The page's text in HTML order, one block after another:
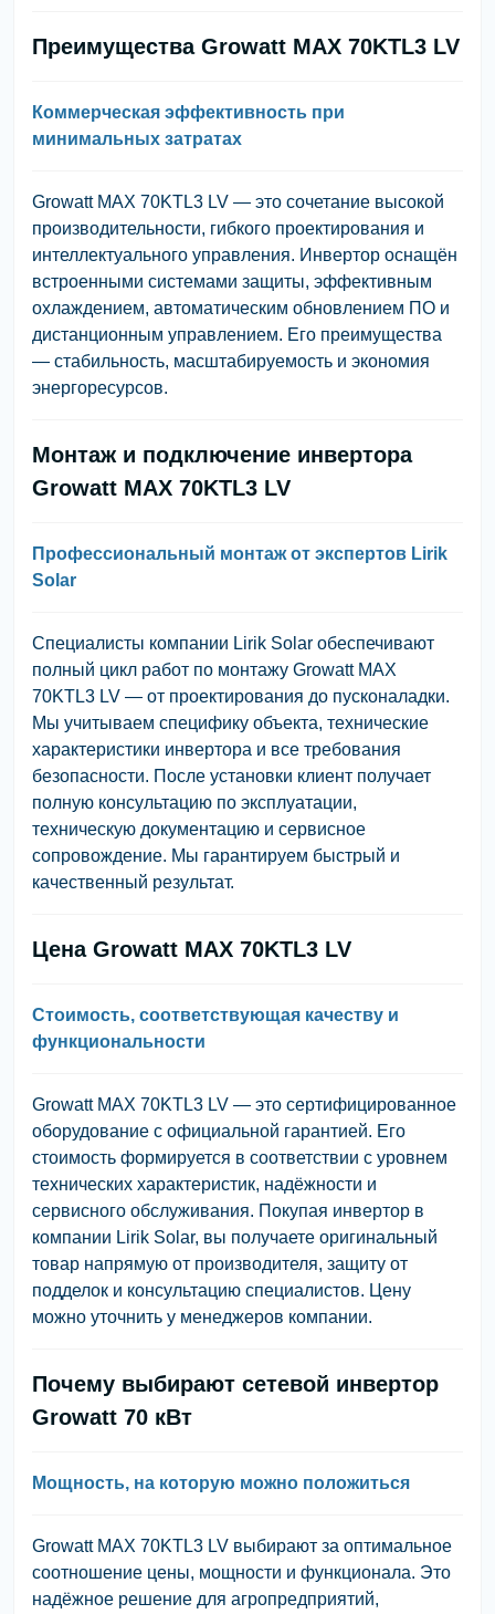
Преимущества Growatt MAX 70KTL3 LV
Коммерческая эффективность при
минимальных затратах
Growatt MAX 70KTL3 LV — это сочетание высокой
производительности, гибкого проектирования и
интеллектуального управления. Инвертор оснащён
встроенными системами защиты, эффективным
охлаждением, автоматическим обновлением ПО и
дистанционным управлением. Его преимущества
— стабильность, масштабируемость и экономия
энергоресурсов.
Монтаж и подключение инвертора
Growatt MAX 70KTL3 LV
Профессиональный монтаж от экспертов Lirik
Solar
Специалисты компании Lirik Solar обеспечивают
полный цикл работ по монтажу Growatt MAX
70KTL3 LV — от проектирования до пусконаладки.
Мы учитываем специфику объекта, технические
характеристики инвертора и все требования
безопасности. После установки клиент получает
полную консультацию по эксплуатации,
техническую документацию и сервисное
сопровождение. Мы гарантируем быстрый и
качественный результат.
Цена Growatt MAX 70KTL3 LV
Стоимость, соответствующая качеству и
функциональности
Growatt MAX 70KTL3 LV — это сертифицированное
оборудование с официальной гарантией. Его
стоимость формируется в соответствии с уровнем
технических характеристик, надёжности и
сервисного обслуживания. Покупая инвертор в
компании Lirik Solar, вы получаете оригинальный
товар напрямую от производителя, защиту от
подделок и консультацию специалистов. Цену
можно уточнить у менеджеров компании.
Почему выбирают сетевой инвертор
Growatt 70 кВт
Мощность, на которую можно положиться
Growatt MAX 70KTL3 LV выбирают за оптимальное
соотношение цены, мощности и функционала. Это
надёжное решение для агропредприятий,